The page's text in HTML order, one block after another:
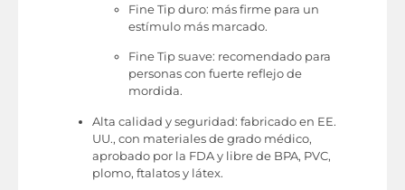
Fine Tip duro: más firme para un
estímulo más marcado.
Fine Tip suave: recomendado para
personas con fuerte reflejo de
mordida.
Alta calidad y seguridad: fabricado en EE.
UU., con materiales de grado médico,
aprobado por la FDA y libre de BPA, PVC,
plomo, ftalatos y látex.